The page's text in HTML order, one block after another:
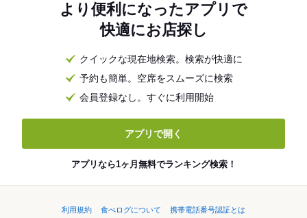
より便利になったアプリで
快適にお店探し
クイックな現在地検索。検索が快適に
予約も簡単。空席をスムーズに検索
会員登録なし。すぐに利用開始
アプリで開く
アプリなら1ヶ月無料でランキング検索！
利用規約 食べログについて
携帯電話番号認証とは